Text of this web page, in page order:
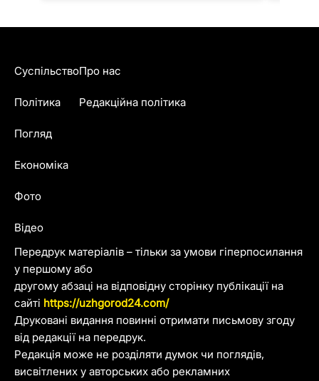
Передрук матеріалів – тільки за умови гіперпосилання
у першому або
другому абзаці на відповідну сторінку публікації на
сайті https://uzhgorod24.com/
Друковані видання повинні отримати письмову згоду
від редакції на передрук.
Редакція може не розділяти думок чи поглядів,
висвітлених у авторських або рекламних
Суспільство
Політика
Погляд
Економіка
Фото
Відео
Про нас
Редакційна політика